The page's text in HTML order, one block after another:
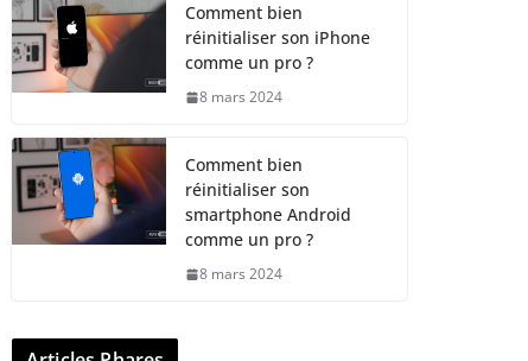
Comment bien
réinitialiser son iPhone
comme un pro ?
8 mars 2024
Comment bien
réinitialiser son
smartphone Android
comme un pro ?
8 mars 2024